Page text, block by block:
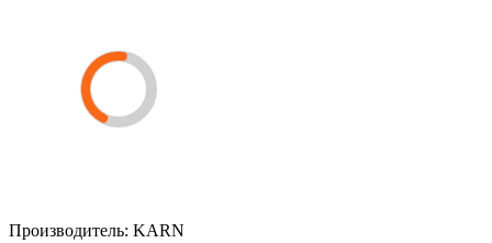
Производитель: KARN